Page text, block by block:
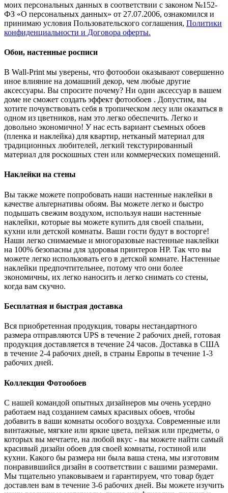
моих персональных данных в соответствии с законом №152-
ФЗ «О персональных данных» от 27.07.2006, ознакомился и
принимаю условия Пользовательского соглашения, Политики
конфиденциальности и Договора оферты.
Обои, настенные росписи
В Wall-Print мы уверены, что фотообои оказывают совершенно
иное влияние на домашний декор, чем любые другие
аксессуары. Вы спросите почему? Ни один аксессуар в вашем
доме не сможет создать эффект фотообоев . Допустим, вы
хотите почувствовать себя в тропическом лесу или оказаться в
одном из цветников, нам это легко обеспечить. Легко и
довольно экономично! У нас есть вариант съемных обоев
(пленка и наклейка) для квартир, нетканый материал для
традиционных любителей, легкий текстурированный
материал для роскошных стен или коммерческих помещений.
Наклейки на стены
Вы также можете попробовать наши настенные наклейки в
качестве альтернативы обоям. Вы можете легко и быстро
подышать свежим воздухом, используя наши настенные
наклейки, которые вы можете купить для своей спальни,
кухни или детской комнаты. Ваши гости будут в восторге!
Наши легко снимаемые и многоразовые настенные наклейки
на 100% безопасны для здоровья принтеров HP. Так что вы
можете легко использовать его в детской комнате. Настенные
наклейки предпочтительнее, потому что они более
экономичны, их легко наносить и легко снимать со стены,
когда вам скучно.
Бесплатная и быстрая доставка
Вся приобретенная продукция, товары нестандартного
размера отправляются UPS в течение 2 рабочих дней, готовая
продукция доставляется в течение 24 часов. Доставка в США
в течение 2-4 рабочих дней, в страны Европы в течение 1-3
рабочих дней.
Коллекция Фотообоев
С нашей командой опытных дизайнеров мы очень усердно
работаем над созданием самых красивых обоев, чтобы
добавить в ваши комнаты особого воздуха. Современные или
винтажные, мягкие или яркие цвета, пейзаж или предметы, о
которых вы мечтаете, на любой вкус - вы можете найти самый
красивый дизайн обоев для своей комнаты, гостиной или
кухни. Какого бы размера ни была ваша стена, мы изготовим
понравившийся дизайн в соответствии с вашими размерами.
Мы тщательно упаковываем и гарантируем, что товар будет
доставлен вам в течение 3-6 рабочих дней. Вы можете изучить